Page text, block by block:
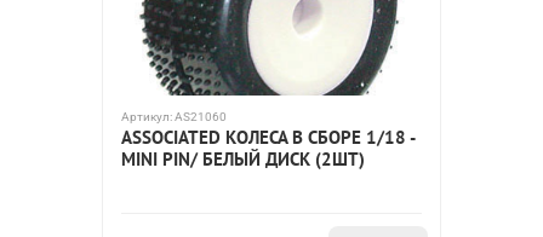
Артикул:AS21060
ASSOCIATED КОЛЕСА В СБОРЕ 1/18 -
MINI PIN/ БЕЛЫЙ ДИСК (2ШТ)